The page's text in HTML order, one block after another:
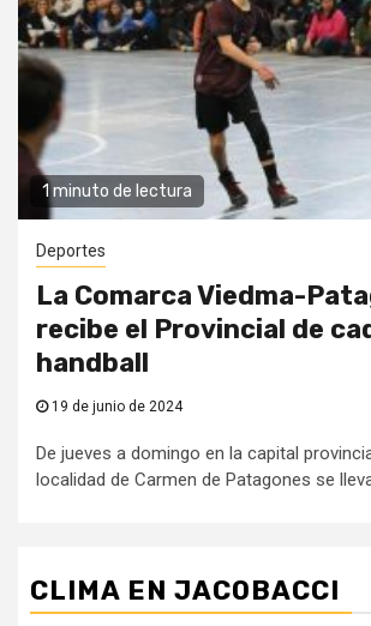
1 minuto de lectura
Deportes
La Comarca Viedma-
recibe el Provincial de
handball
19 de junio de 2024
De jueves a domingo en la capital
localidad de Carmen de Patagones se
CLIMA EN JACOBACCI